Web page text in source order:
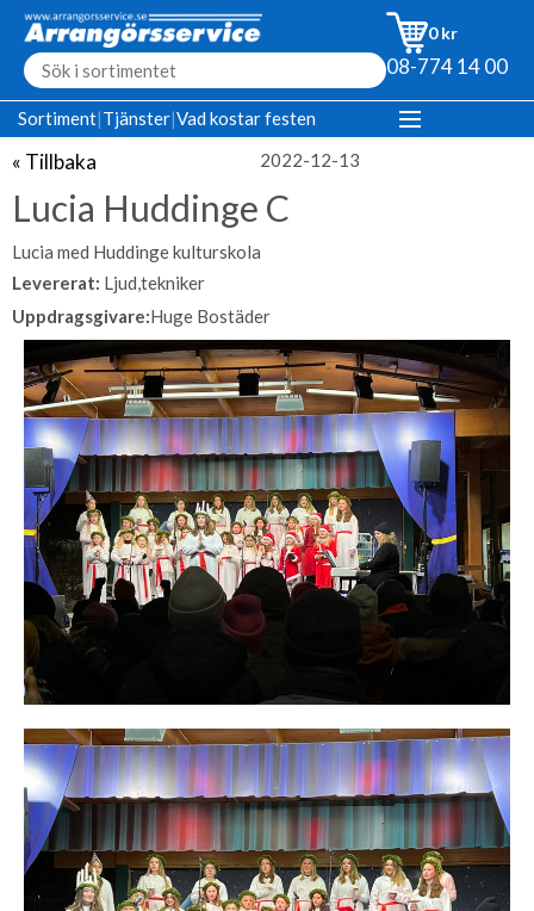
0 kr
08-774 14 00
Sortiment|Tjänster|Vad kostar festen
« Tillbaka 2022-12-13
Lucia Huddinge C
Lucia med Huddinge kulturskola
Levererat: Ljud,tekniker
Uppdragsgivare:Huge Bostäder